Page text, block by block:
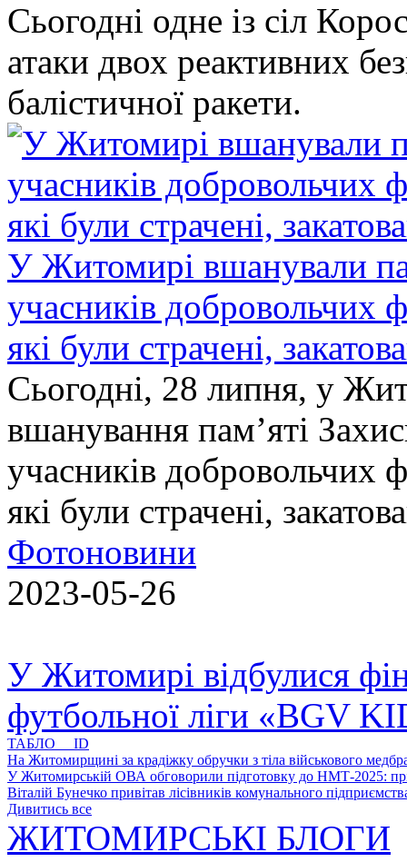
Сьогодні одне із сіл
атаки двох реактивних
балістичної ракети.
У Житомирі вшанували
учасників добровольчих
які були страчені,
Сьогодні, 28 липня, у
вшанування пам’яті
учасників добровольчих
які були страчені,
Фотоновини
2023-05-26
У Житомирі відбулися
футбольної ліги «BGV
ТАБЛО ID
На Житомирщині за крадіжку обручки з тіла військового
У Житомирській ОВА обговорили підготовку до НМТ-2025:
Віталій Бунечко привітав лісівників комунального
Дивитись все
ЖИТОМИРСЬКІ БЛОГИ